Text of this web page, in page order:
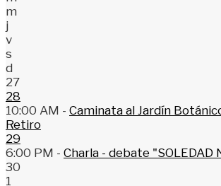
m
j
v
s
d
27
28
10:00 AM - Caminata al Jardín
Retiro
29
6:00 PM - Charla - debate "SOLEDAD
30
1